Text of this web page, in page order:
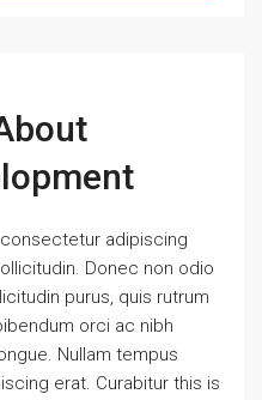
adipiscing
Donec non odio
purus, quis rutrum
orci ac nibh
Nullam tempus
erat. Curabitur this is